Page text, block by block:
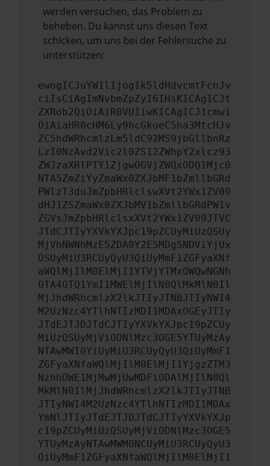
werden versuchen, das Problem zu
beheben. Du kannst uns diesen Text
schicken, um uns bei der Fehlersuche zu
unterstützen:
ewogICJuYW1lIjogIk5ldHdvcmtFcnJv
ciIsCiAgImNvbmZpZyI6IHsKICAgICJt
ZXRob2QiOiAiR0VUIiwKICAgICJ1cmwi
OiAiaHR0cHM6Ly9hcGkueC5ha3MtcHJv
ZC5hdWRhcmlzLm5ldC92MS9jbGllbnRz
LzI0NzAvd2Vic2l0ZS12ZWhpY2xlcz93
ZWJzaXRlPTY1ZjgwOGVjZWQxODQ1Mjc0
NTA5ZmZiYyZmaWx0ZXJbMF1bZmllbGRd
PWlzT3duJmZpbHRlclswXVt2YWx1ZV09
dHJ1ZSZmaWx0ZXJbMV1bZmllbGRdPW1v
ZGVsJmZpbHRlclsxXVt2YWx1ZV09JTVC
JTdCJTIyYXVkYXJpc19pZCUyMiUzQSUy
MjVhNWNhMzE5ZDA0Y2E5MDg5NDViYjUx
OSUyMiU3RCUyQyU3QiUyMmF1ZGFyaXNf
aWQlMjIlM0ElMjI1YTVjYTMxOWQwNGNh
OTA4OTQ1YmI1MWElMjIlN0QlMkMlN0Il
MjJhdWRhcmlzX2lkJTIyJTNBJTIyNWI4
M2UzNzc4YTlhNTIzMDI1MDAxOGEyJTIy
JTdEJTJDJTdCJTIyYXVkYXJpc19pZCUy
MiUzQSUyMjViODNlMzc3OGE5YTUyMzAy
NTAwMWI0YiUyMiU3RCUyQyU3QiUyMmF1
ZGFyaXNfaWQlMjIlM0ElMjI1YjgzZTM3
NzhhOWE1MjMwMjUwMDFiODAlMjIlN0Ql
MkMlN0IlMjJhdWRhcmlzX2lkJTIyJTNB
JTIyNWI4M2UzNzc4YTlhNTIzMDI1MDAx
YmNlJTIyJTdEJTJDJTdCJTIyYXVkYXJp
c19pZCUyMiUzQSUyMjViODNlMzc3OGE5
YTUyMzAyNTAwMWM0NCUyMiU3RCUyQyU3
QiUyMmF1ZGFyaXNfaWQlMjIlM0ElMjI1